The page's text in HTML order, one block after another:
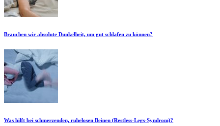
Brauchen wir absolute Dunkelheit, um gut schlafen zu können?
Was hilft bei schmerzenden, ruhelosen Beinen (Restless-Legs-Syndrom)?